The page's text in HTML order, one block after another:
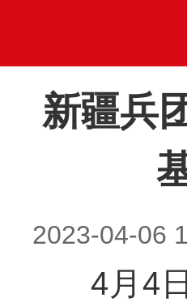
新疆兵
2023-04-06
4月4日